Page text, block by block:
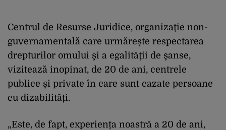
Centrul de Resurse Juridice, organizaţie non-
guvernamentală care urmărește respectarea
drepturilor omului şi a egalităţii de şanse,
vizitează inopinat, de 20 de ani, centrele
publice și private în care sunt cazate persoane
cu dizabilități.
„Este, de fapt, experiența noastră a 20 de ani,